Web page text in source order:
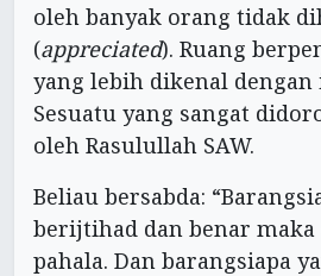
oleh banyak orang tidak
(appreciated). Ruang
yang lebih dikenal
Sesuatu yang sangat
oleh Rasulullah SAW.
Beliau bersabda:
berijtihad dan benar maka
pahala. Dan barangsiapa